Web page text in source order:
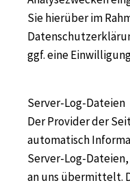
Sie hierüber im
ggf. eine
Server-Log-Dateien
Der Provider der
automatisch
Server-Log-
an uns übermittelt.